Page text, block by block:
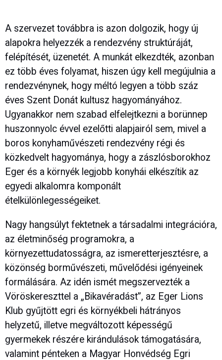
A szervezet továbbra is azon dolgozik, hogy új
alapokra helyezzék a rendezvény struktúráját,
felépítését, üzenetét. A munkát elkezdték, azonban
ez több éves folyamat, hiszen úgy kell megújulnia a
rendezvénynek, hogy méltó legyen a több száz
éves Szent Donát kultusz hagyományához.
Ugyanakkor nem szabad elfelejtkezni a borünnep
huszonnyolc évvel ezelőtti alapjairól sem, mivel a
boros konyhaművészeti rendezvény régi és
közkedvelt hagyománya, hogy a zászlósborokhoz
Eger és a környék legjobb konyhái elkészítik az
egyedi alkalomra komponált
ételkülönlegességeiket.
Nagy hangsúlyt fektetnek a társadalmi integrációra,
az életminőség programokra, a
környezettudatosságra, az ismeretterjesztésre, a
közönség borművészeti, művelődési igényeinek
formálására. Az idén ismét megszervezték a
Vöröskereszttel a „Bikavéradást”, az Eger Lions
Klub gyűjtött egri és környékbeli hátrányos
helyzetű, illetve megváltozott képességű
gyermekek részére kirándulások támogatására,
valamint pénteken a Magyar Honvédség Egri